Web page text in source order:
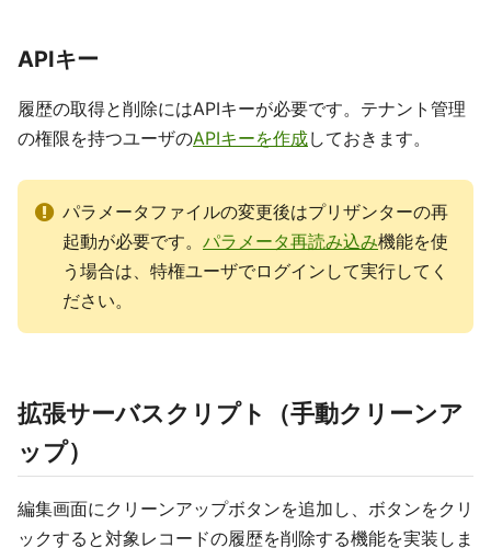
APIキー
履歴の取得と削除にはAPIキーが必要です。テナント管理
の権限を持つユーザのAPIキーを作成しておきます。
パラメータファイルの変更後はプリザンターの再
起動が必要です。 パラメータ再読み込み機能を使
う場合は、特権ユーザでログインして実行してく
ださい。
拡張サーバスクリプト（手動クリーンア
ップ）
編集画面にクリーンアップボタンを追加し、ボタンをクリ
ックすると対象レコードの履歴を削除する機能を実装しま